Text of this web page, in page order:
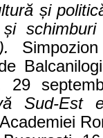
și
și
29
Sud-Est